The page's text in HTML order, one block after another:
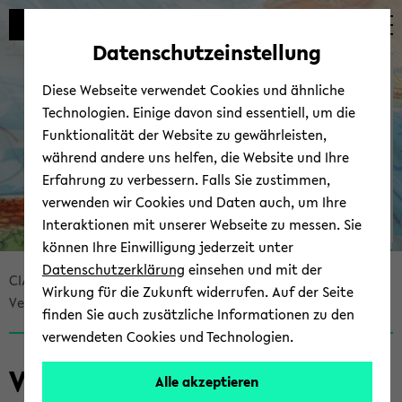
Automatische
vermeiden
zum
wechseln
zum
wechseln
zum
wechseln
Bread­
crumb
sprin­
gen
und
CIAS - Cen­ter for In­ter­Ame­ri­can Stu­dies
Ver­an­stal­tun­gen
Über­blick
Ame­ri­can Stu­dies
© Uni­ver­si­tät Bie­le­feld
Ver­an­stal­tun­gen
Datenschutzeinstellung
Diese Webseite verwendet Cookies und ähnliche
Technologien. Einige davon sind essentiell, um die
Funktionalität der Website zu gewährleisten,
während andere uns helfen, die Website und Ihre
Erfahrung zu verbessern. Falls Sie zustimmen,
verwenden wir Cookies und Daten auch, um Ihre
Interaktionen mit unserer Webseite zu messen. Sie
können Ihre Einwilligung jederzeit unter
Datenschutzerklärung einsehen und mit der
Wirkung für die Zukunft widerrufen. Auf der Seite
finden Sie auch zusätzliche Informationen zu den
verwendeten Cookies und Technologien.
Alle akzeptieren